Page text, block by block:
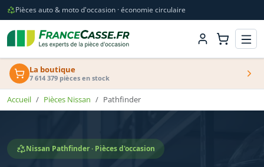
Pièces auto & moto d'occasion · économie circulaire
La boutique
7 614 379 pièces en stock
Accueil Pièces Nissan Pathfinder
Nissan Pathfinder · Pièces d'occasion